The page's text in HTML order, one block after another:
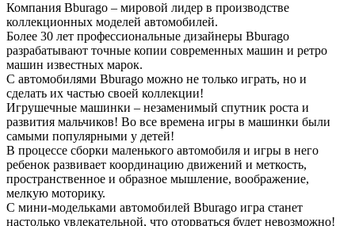
Компания Bburago – мировой лидер в производстве
коллекционных моделей автомобилей.
Более 30 лет профессиональные дизайнеры Bburago
разрабатывают точные копии современных машин и ретро
машин известных марок.
С автомобилями Bburago можно не только играть, но и
сделать их частью своей коллекции!
Игрушечные машинки – незаменимый спутник роста и
развития мальчиков! Во все времена игры в машинки были
самыми популярными у детей!
В процессе сборки маленького автомобиля и игры в него
ребенок развивает координацию движений и меткость,
пространственное и образное мышление, воображение,
мелкую моторику.
С мини-модельками автомобилей Bburago игра станет
настолько увлекательной, что оторваться будет невозможно!